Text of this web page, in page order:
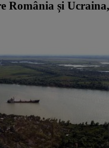
România și